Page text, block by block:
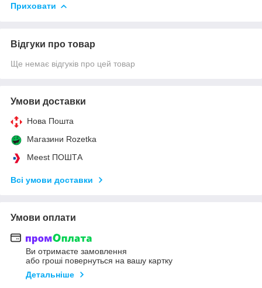
Приховати
Відгуки про товар
Ще немає відгуків про цей товар
Умови доставки
Нова Пошта
Магазини Rozetka
Meest ПОШТА
Всі умови доставки
Умови оплати
Ви отримаєте замовлення
або гроші повернуться на вашу картку
Детальніше